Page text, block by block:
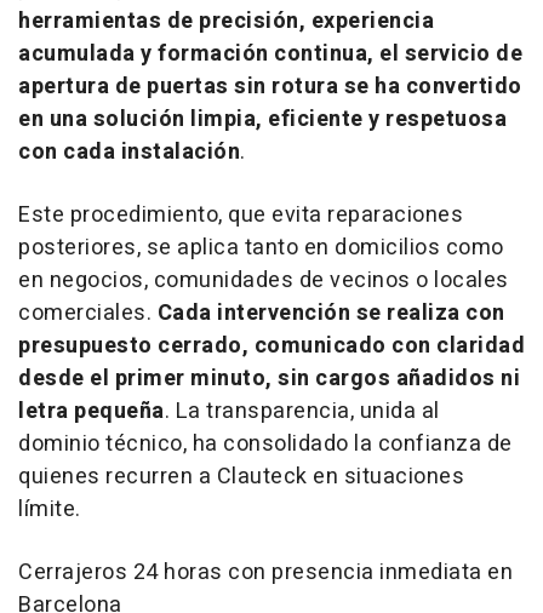
herramientas de precisión, experiencia
acumulada y formación continua, el servicio de
apertura de puertas sin rotura se ha convertido
en una solución limpia, eficiente y respetuosa
con cada instalación.
Este procedimiento, que evita reparaciones
posteriores, se aplica tanto en domicilios como
en negocios, comunidades de vecinos o locales
comerciales. Cada intervención se realiza con
presupuesto cerrado, comunicado con claridad
desde el primer minuto, sin cargos añadidos ni
letra pequeña. La transparencia, unida al
dominio técnico, ha consolidado la confianza de
quienes recurren a Clauteck en situaciones
límite.
Cerrajeros 24 horas con presencia inmediata en
Barcelona